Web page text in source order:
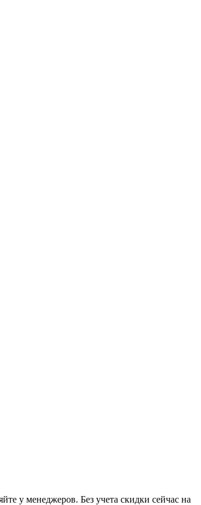
у менеджеров. Без учета скидки сейчас на